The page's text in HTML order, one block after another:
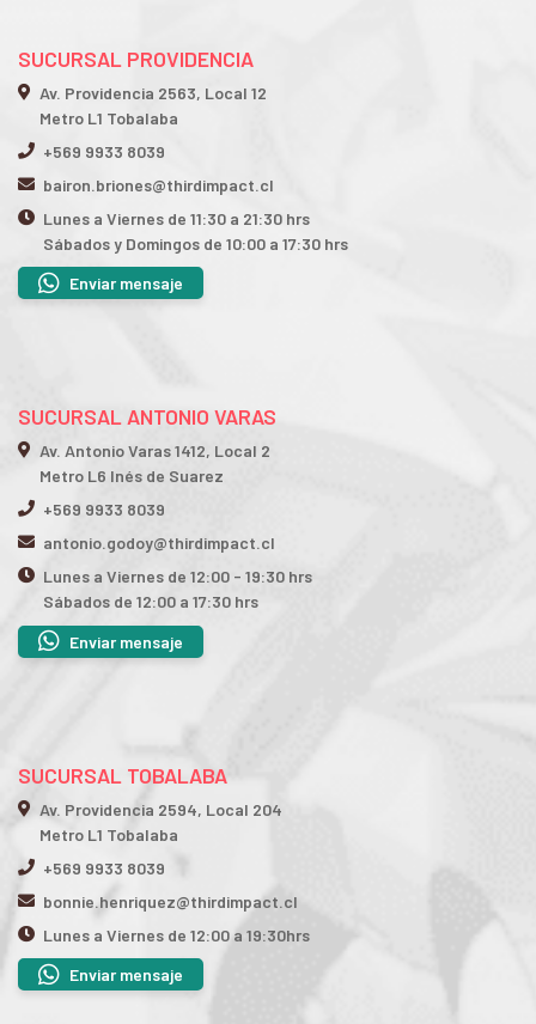
SUCURSAL PROVIDENCIA
Av. Providencia 2563, Local 12
Metro L1 Tobalaba
+569 9933 8039
bairon.briones@thirdimpact.cl
Lunes a Viernes de 11:30 a 21:30 hrs
Sábados y Domingos de 10:00 a 17:30 hrs
Enviar mensaje
SUCURSAL ANTONIO VARAS
Av. Antonio Varas 1412, Local 2
Metro L6 Inés de Suarez
+569 9933 8039
antonio.godoy@thirdimpact.cl
Lunes a Viernes de 12:00 - 19:30 hrs
Sábados de 12:00 a 17:30 hrs
Enviar mensaje
SUCURSAL TOBALABA
Av. Providencia 2594, Local 204
Metro L1 Tobalaba
+569 9933 8039
bonnie.henriquez@thirdimpact.cl
Lunes a Viernes de 12:00 a 19:30hrs
Enviar mensaje